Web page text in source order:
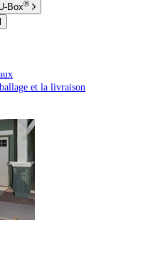
Box®
et la livraison